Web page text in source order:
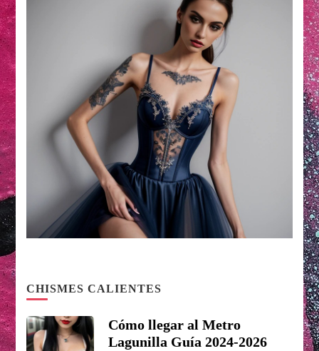
CHISMES CALIENTES
Cómo llegar al Metro
Lagunilla Guía 2024-2026